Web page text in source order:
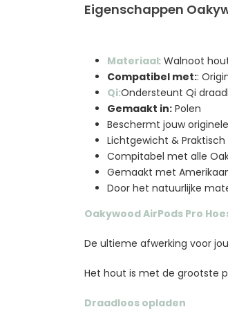
Eigenschappen
Materiaal: Walnoot
Compatibel met::
Qi:Ondersteunt Qi
Gemaakt in:Polen
Beschermt jouw
Lichtgewicht & Praktisch
Compitabel met alle
Gemaakt met
Door het natuurlijke
Oakywood AirPods Pro
De ultieme afwerking voor
Het hout is met de grootste
Draadloos opladen